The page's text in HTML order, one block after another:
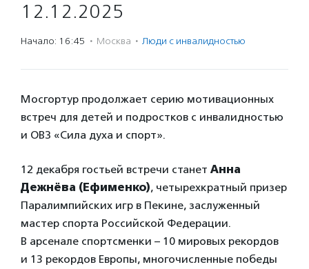
12.12.2025
Начало: 16:45 · Москва · Люди с инвалидностью
Мосгортур продолжает серию мотивационных
встреч для детей и подростков с инвалидностью
и ОВЗ «Сила духа и спорт».
12 декабря гостьей встречи станет Анна
Дежнёва (Ефименко), четырехкратный призер
Паралимпийских игр в Пекине, заслуженный
мастер спорта Российской Федерации.
В арсенале спортсменки – 10 мировых рекордов
и 13 рекордов Европы, многочисленные победы